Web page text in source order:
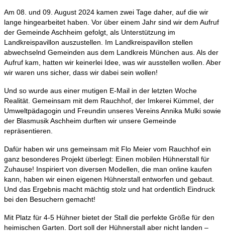
Am 08. und 09. August 2024 kamen zwei Tage daher, auf die wir
lange hingearbeitet haben. Vor über einem Jahr sind wir dem Aufruf
der Gemeinde Aschheim gefolgt, als Unterstützung im
Landkreispavillon auszustellen. Im Landkreispavillon stellen
abwechselnd Gemeinden aus dem Landkreis München aus. Als der
Aufruf kam, hatten wir keinerlei Idee, was wir ausstellen wollen. Aber
wir waren uns sicher, dass wir dabei sein wollen!
Und so wurde aus einer mutigen E-Mail in der letzten Woche
Realität. Gemeinsam mit dem Rauchhof, der Imkerei Kümmel, der
Umweltpädagogin und Freundin unseres Vereins Annika Mulki sowie
der Blasmusik Aschheim durften wir unsere Gemeinde
repräsentieren.
Dafür haben wir uns gemeinsam mit Flo Meier vom Rauchhof ein
ganz besonderes Projekt überlegt: Einen mobilen Hühnerstall für
Zuhause! Inspiriert von diversen Modellen, die man online kaufen
kann, haben wir einen eigenen Hühnerstall entworfen und gebaut.
Und das Ergebnis macht mächtig stolz und hat ordentlich Eindruck
bei den Besuchern gemacht!
Mit Platz für 4-5 Hühner bietet der Stall die perfekte Größe für den
heimischen Garten. Dort soll der Hühnerstall aber nicht landen –